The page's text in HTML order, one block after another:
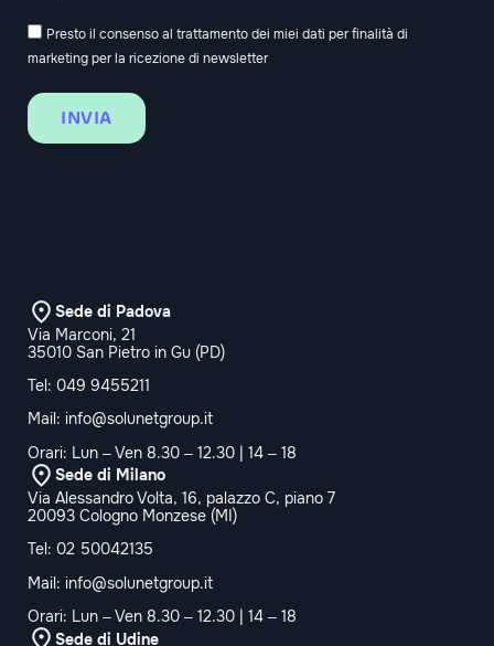
Presto il consenso al trattamento dei miei dati per finalità di
marketing per la ricezione di newsletter
INVIA
Sede di Padova
Via Marconi, 21
35010 San Pietro in Gu (PD)
Tel: 049 9455211
Mail: info@solunetgroup.it
Orari: Lun – Ven 8.30 – 12.30 | 14 – 18
Sede di Milano
Via Alessandro Volta, 16, palazzo C, piano 7
20093 Cologno Monzese (MI)
Tel: 02 50042135
Mail: info@solunetgroup.it
Orari: Lun – Ven 8.30 – 12.30 | 14 – 18
Sede di Udine